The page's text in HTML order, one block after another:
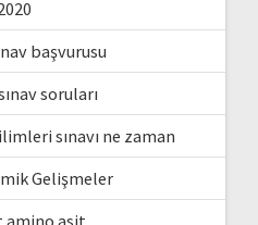
başvurusu
soruları
sınavı ne zaman
Gelişmeler
amino asit